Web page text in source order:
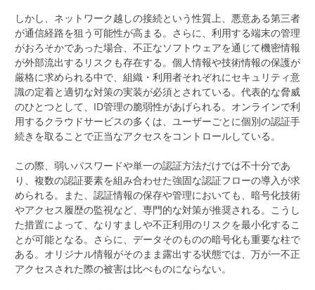
しかし、ネットワーク越しの接続という性質上、悪意ある第三者
が通信経路を狙う可能性が高まる。さらに、利用する端末の管理
がおろそかであった場合、不正なソフトウェアを通じて機密情報
が外部流出するリスクも存在する。個人情報や技術情報の保護が
厳格に求められる中で、組織・利用者それぞれにセキュリティ意
識の定着と適切な対策の実装が必須とされている。代表的な脅威
のひとつとして、ID管理の脆弱性があげられる。オンラインで利
用するクラウドサービスの多くは、ユーザーごとに個別の認証手
続きを取ることで正当なアクセスをコントロールしている。
この際、弱いパスワードや単一の認証方法だけでは不十分であ
り、複数の認証要素を組み合わせた強固な認証フローの導入が求
められる。また、認証情報の保存や管理においても、暗号化技術
やアクセス履歴の監視など、専門的な対策が推奨される。こうし
た措置によって、なりすましや不正利用のリスクを最小化するこ
とが可能となる。さらに、データそのものの暗号化も重要な柱で
ある。オリジナル情報がそのまま露出する状態では、万が一不正
アクセスされた際の被害は比べものにならない。